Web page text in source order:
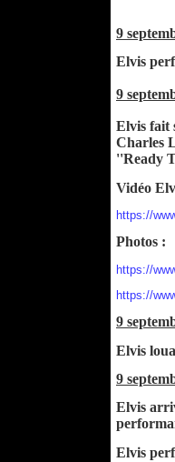
9
Elvis
9
Elvis fait
Charles
''Ready
Vidéo
https://
Photos :
https://
https://
9
Elvis
9
Elvis
Elvis